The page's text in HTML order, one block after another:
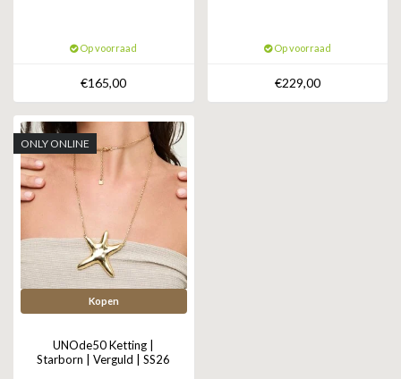
Op voorraad
€165,00
Op voorraad
€229,00
ONLY ONLINE
Kopen
UNOde50 Ketting |
Starborn | Verguld | SS26